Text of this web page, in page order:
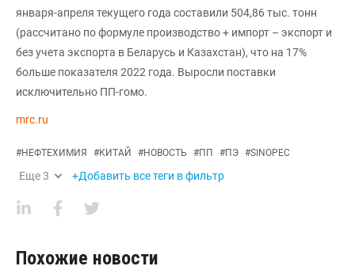
января-апреля текущего года составили 504,86 тыс. тонн
(рассчитано по формуле производство + импорт – экспорт и
без учета экспорта в Беларусь и Казахстан), что на 17%
больше показателя 2022 года. Выросли поставки
исключительно ПП-гомо.
mrc.ru
#НЕФТЕХИМИЯ #КИТАЙ #НОВОСТЬ #ПП #ПЭ #SINOPEC
Еще3 +Добавить все теги в фильтр
Похожие новости